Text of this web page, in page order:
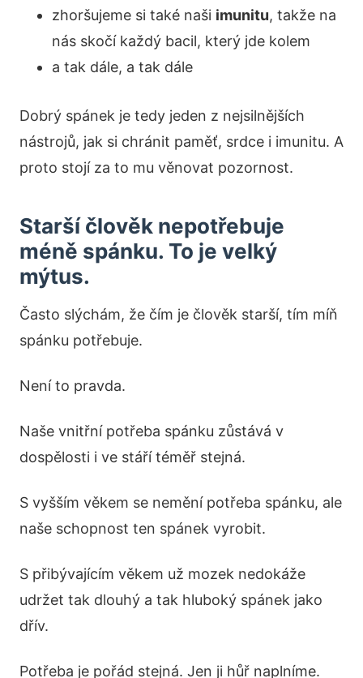
zhoršujeme si také naši imunitu, takže na
nás skočí každý bacil, který jde kolem
a tak dále, a tak dále
Dobrý spánek je tedy jeden z nejsilnějších
nástrojů, jak si chránit paměť, srdce i imunitu. A
proto stojí za to mu věnovat pozornost.
Starší člověk nepotřebuje
méně spánku. To je velký
mýtus.
Často slýchám, že čím je člověk starší, tím míň
spánku potřebuje.
Není to pravda.
Naše vnitřní potřeba spánku zůstává v
dospělosti i ve stáří téměř stejná.
S vyšším věkem se nemění potřeba spánku, ale
naše schopnost ten spánek vyrobit.
S přibývajícím věkem už mozek nedokáže
udržet tak dlouhý a tak hluboký spánek jako
dřív.
Potřeba je pořád stejná. Jen ji hůř naplníme.